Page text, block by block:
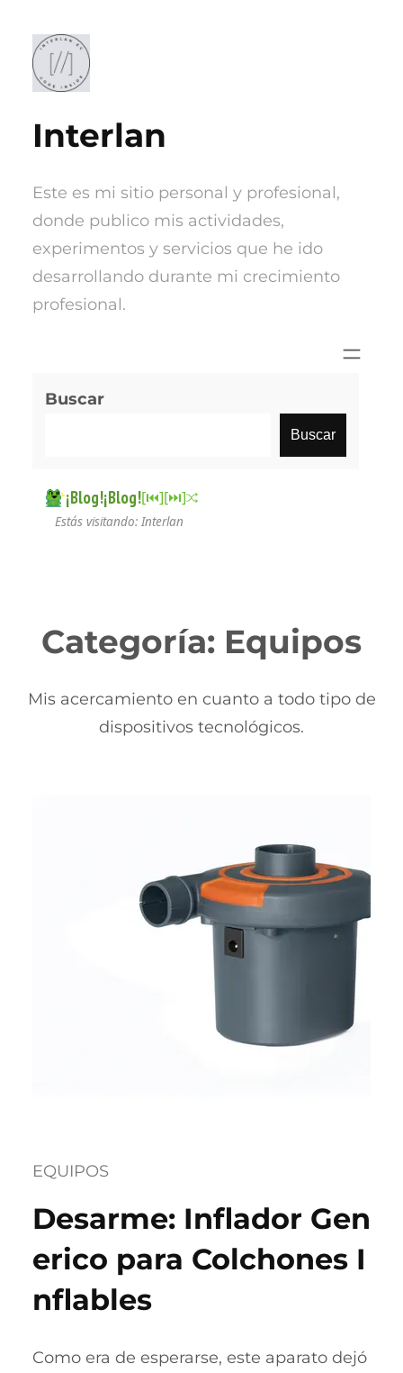
contenido
Interlan
Este es mi sitio personal y profesional,
donde publico mis actividades,
experimentos y servicios que he ido
desarrollando durante mi crecimiento
profesional.
Buscar
Buscar
¡Blog!¡Blog![⏮︎][⏭︎]
Estás visitando: Interlan
Categoría: Equipos
Mis acercamiento en cuanto a todo tipo de
dispositivos tecnológicos.
EQUIPOS
Desarme: Inflador Gen
erico para Colchones I
nflables
Como era de esperarse, este aparato dejó